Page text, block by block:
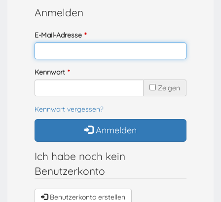
Anmelden
E-Mail-Adresse
Kennwort
Zeigen
Kennwort vergessen?
Anmelden
Ich habe noch kein
Benutzerkonto
Benutzerkonto erstellen